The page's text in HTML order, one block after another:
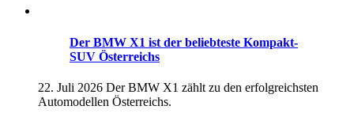
Der BMW X1 ist der beliebteste Kompakt-
SUV Österreichs
22. Juli 2026 Der BMW X1 zählt zu den erfolgreichsten
Automodellen Österreichs.